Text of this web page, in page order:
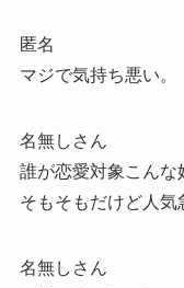
匿名
マジで気持ち悪い。
名無しさん
誰が恋愛対象こんな
そもそもだけど人気
名無しさん